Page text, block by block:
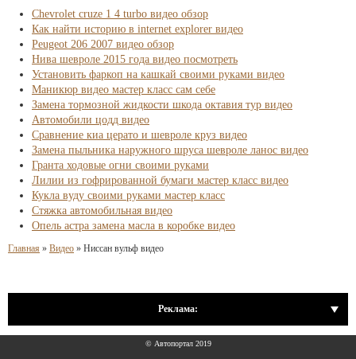
Chevrolet cruze 1 4 turbo видео обзор
Как найти историю в internet explorer видео
Peugeot 206 2007 видео обзор
Нива шевроле 2015 года видео посмотреть
Установить фаркоп на кашкай своими руками видео
Маникюр видео мастер класс сам себе
Замена тормозной жидкости шкода октавия тур видео
Автомобили цодд видео
Сравнение киа церато и шевроле круз видео
Замена пыльника наружного шруса шевроле ланос видео
Гранта ходовые огни своими руками
Лилии из гофрированной бумаги мастер класс видео
Кукла вуду своими руками мастер класс
Стяжка автомобильная видео
Опель астра замена масла в коробке видео
Главная » Видео » Ниссан вульф видео
Реклама:
© Автопортал 2019